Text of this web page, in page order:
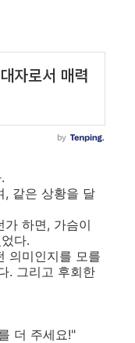
, 같은 상황을 달
하면, 가슴이
다.
의미인지를 모를
. 그리고 후회한
더 주세요!"